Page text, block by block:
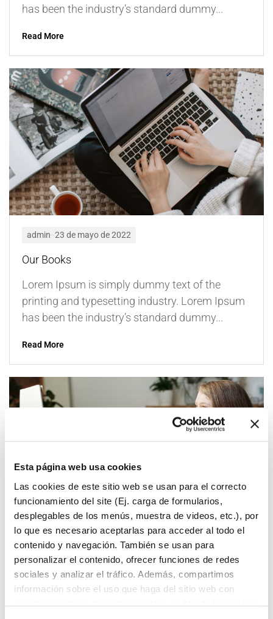
Esta página web usa cookies
Las cookies de este sitio web se usan para el correcto
funcionamiento del site (Ej. carga de formularios,
desplegables de los menús, muestra de videos, etc.), por
lo que es necesario aceptarlas para acceder al todo el
contenido y navegación. También se usan para
personalizar el contenido, ofrecer funciones de redes
sociales y analizar el tráfico. Además, compartimos
información sobre el uso que haga del sitio web con
has been the industry’s standard dummy...
Read More
admin 23 de mayo de 2022
Our Books
Lorem Ipsum is simply dummy text of the
printing and typesetting industry. Lorem Ipsum
has been the industry’s standard dummy...
Read More
admin 20 de enero de 2022
Why You Should Read Every Day
Lorem Ipsum is simply dummy text of the